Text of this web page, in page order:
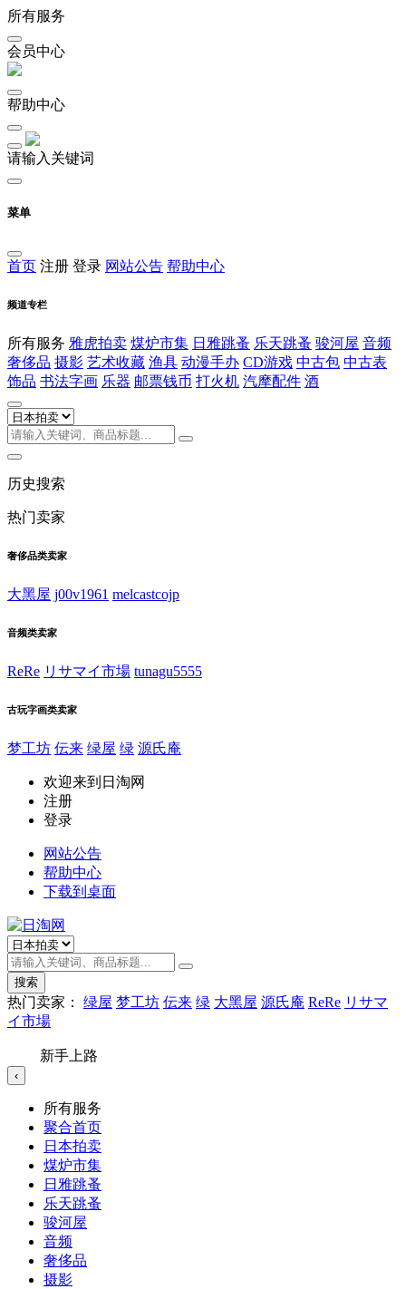
所有服务
会员中心
帮助中心
请输入关键词
菜单
首页 注册 登录 网站公告 帮助中心
频道专栏
所有服务 雅虎拍卖 煤炉市集 日雅跳蚤 乐天跳蚤 骏河屋 音频
奢侈品 摄影 艺术收藏 渔具 动漫手办 CD游戏 中古包 中古表
饰品 书法字画 乐器 邮票钱币 打火机 汽摩配件 酒
历史搜索
热门卖家
奢侈品类卖家
大黑屋 j00v1961 melcastcojp
音频类卖家
ReRe リサマイ市場 tunagu5555
古玩字画类卖家
梦工坊 伝来 绿屋 绿 源氏庵
欢迎来到日淘网
注册
登录
网站公告
帮助中心
下载到桌面
搜索
热门卖家： 绿屋 梦工坊 伝来 绿 大黑屋 源氏庵 ReRe リサマ
イ市場
新手上路
‹
所有服务
聚合首页
日本拍卖
煤炉市集
日雅跳蚤
乐天跳蚤
骏河屋
音频
奢侈品
摄影